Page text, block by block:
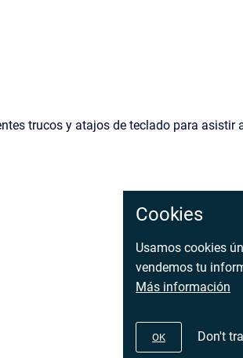
trucos y atajos de teclado para asistir
Cookies
Usamos cookies
vendemos tu
Más información
OK Don't